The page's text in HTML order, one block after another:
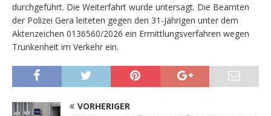
durchgeführt. Die Weiterfahrt wurde untersagt. Die Beamten
der Polizei Gera leiteten gegen den 31-Jährigen unter dem
Aktenzeichen 0136560/2026 ein Ermittlungsverfahren wegen
Trunkenheit im Verkehr ein.
VORHERIGER